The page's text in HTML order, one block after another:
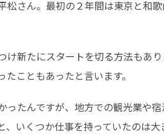
松さん。最初の２年間は東京と和
け新たにスタートを切る方法もあ
こともあったと言います。
ったんですが、地方での観光業や
いくつか仕事を持っていたのは大